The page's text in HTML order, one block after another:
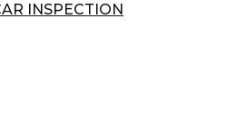
INSPECTION